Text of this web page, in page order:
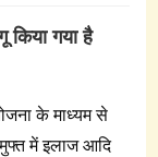
गया है
के माध्यम से
मुफ्त में इलाज आदि